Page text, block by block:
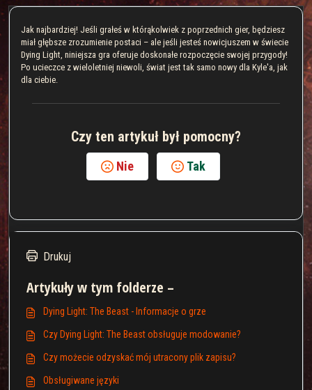
Jak najbardziej! Jeśli grałeś w którąkolwiek z poprzednich gier, będziesz
miał głębsze zrozumienie postaci – ale jeśli jesteś nowicjuszem w świecie
Dying Light, niniejsza gra oferuje doskonałe rozpoczęcie swojej przygody!
Po ucieczce z wieloletniej niewoli, świat jest tak samo nowy dla Kyle'a, jak
dla ciebie.
Czy ten artykuł był pomocny?
Nie Tak
Drukuj
Artykuły w tym folderze –
Dying Light: The Beast - Informacje o grze
Czy Dying Light: The Beast obsługuje modowanie?
Czy możecie odzyskać mój utracony plik zapisu?
Obsługiwane języki